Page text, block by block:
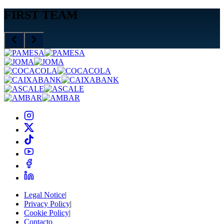
FIRST TEAM
Legal Notice|
Privacy Policy|
Cookie Policy|
Contacto